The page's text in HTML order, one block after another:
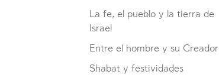
La fe, el pueblo y la tierra de
Israel
Entre el hombre y su Creador
Shabat y festividades